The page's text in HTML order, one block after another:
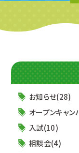
お知らせ(28)
オープンキャ
入試(10)
相談会(4)